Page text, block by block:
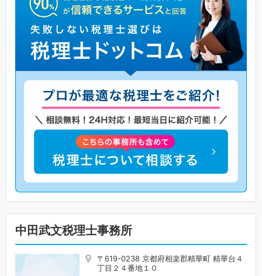
中田武文税理士事務所
〒619-0238 京都府相楽郡精華町 精華台４
丁目２４番地１０